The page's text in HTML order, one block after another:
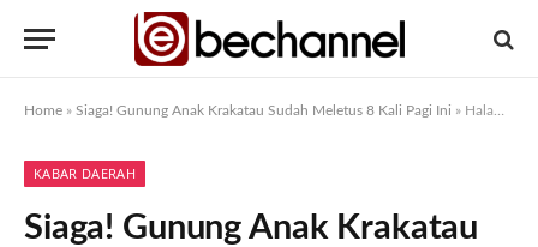
Home » Siaga! Gunung Anak Krakatau Sudah Meletus 8 Kali Pagi Ini » Halaman 2
KABAR DAERAH
Siaga! Gunung Anak Krakatau